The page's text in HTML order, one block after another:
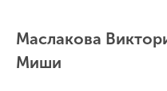
Маслакова
Миши